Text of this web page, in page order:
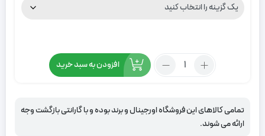
تعداد:
شاین
نقره
افزودن به سبد خرید
تمامی کالاهای این فروشگاه اورجینال و برند بوده و با گارانتی بازگشت وجه
ارائه می شوند.